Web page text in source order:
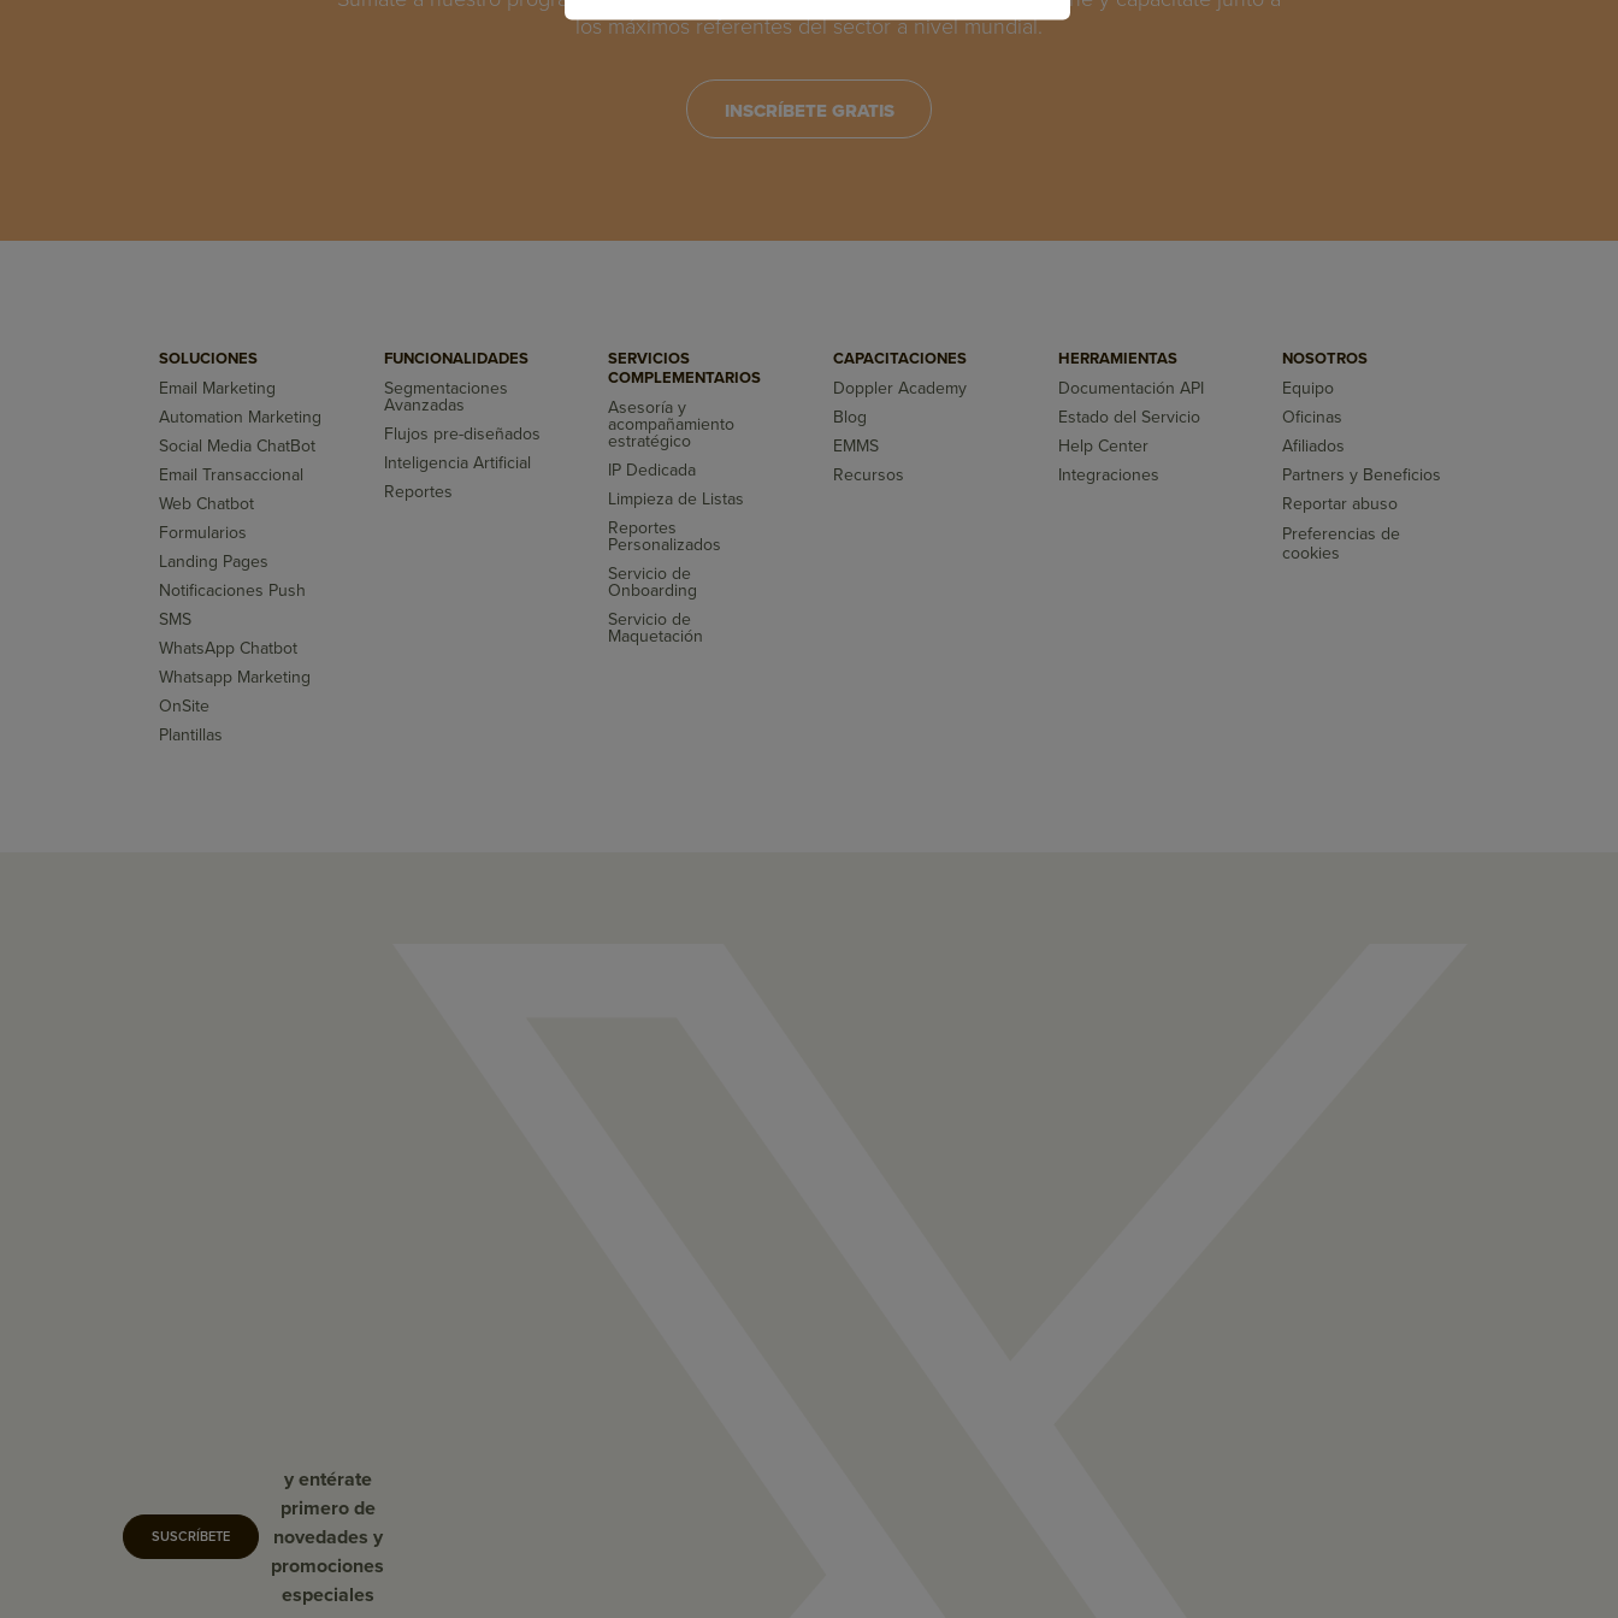
los máximos referentes del sector a nivel mundial.
INSCRÍBETE GRATIS
SOLUCIONES
Email Marketing
Automation Marketing
Social Media ChatBot
Email Transaccional
Web Chatbot
Formularios
Landing Pages
Notificaciones Push
SMS
WhatsApp Chatbot
Whatsapp Marketing
OnSite
Plantillas
FUNCIONALIDADES
Segmentaciones
Avanzadas
Flujos pre-diseñados
Inteligencia Artificial
Reportes
SERVICIOS
COMPLEMENTARIOS
Asesoría y
acompañamiento
estratégico
IP Dedicada
Limpieza de Listas
Reportes
Personalizados
Servicio de
Onboarding
Servicio de
Maquetación
CAPACITACIONES
Doppler Academy
Blog
EMMS
Recursos
HERRAMIENTAS
Documentación API
Estado del Servicio
Help Center
Integraciones
NOSOTROS
Equipo
Oficinas
Afiliados
Partners y Beneficios
Reportar abuso
Preferencias de
cookies
SUSCRÍBETE
y entérate
primero de
novedades y
promociones
especiales